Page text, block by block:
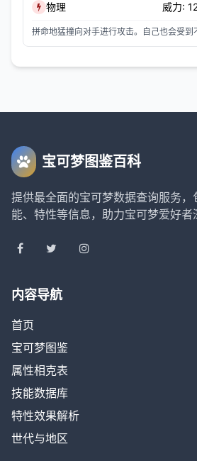
物理 威力:
拼命地猛撞向对手进行攻击。自己也会受到
宝可梦图鉴百科
提供最全面的宝可梦数据查询服务，
能、特性等信息，助力宝可梦爱好者
内容导航
首页
宝可梦图鉴
属性相克表
技能数据库
特性效果解析
世代与地区